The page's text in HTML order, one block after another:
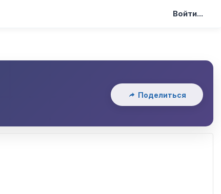
Войти...
Поделиться